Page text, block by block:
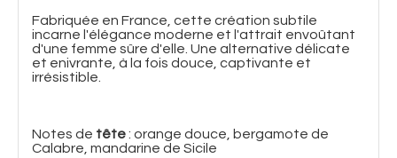
Fabriquée en France, cette création subtile
incarne l'élégance moderne et l'attrait envoûtant
d'une femme sûre d'elle. Une alternative délicate
et enivrante, à la fois douce, captivante et
irrésistible.
Notes de tête: orange douce, bergamote de
Calabre, mandarine de Sicile